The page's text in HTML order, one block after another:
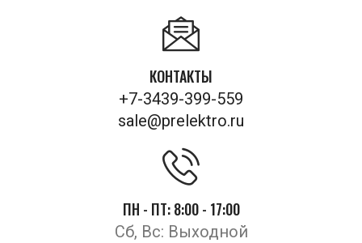
КОНТАКТЫ
+7-3439-399-559
sale@prelektro.ru
ПН - ПТ: 8:00 - 17:00
Сб, Вс: Выходной